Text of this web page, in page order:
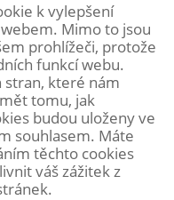
k vylepšení
Mimo to jsou
prohlížeči, protože
funkcí webu.
stran, které nám
tomu, jak
budou uloženy ve
souhlasem. Máte
těchto cookies
váš zážitek z